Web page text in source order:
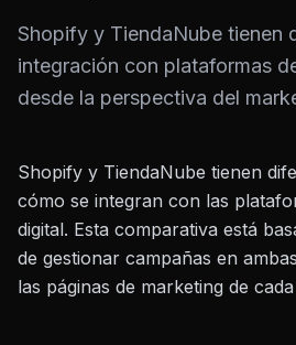
Shopify y TiendaNube tienen
integración con plataformas
desde la perspectiva del
Shopify y TiendaNube tienen
cómo se integran con las
digital. Esta comparativa está
de gestionar campañas en
las páginas de marketing de